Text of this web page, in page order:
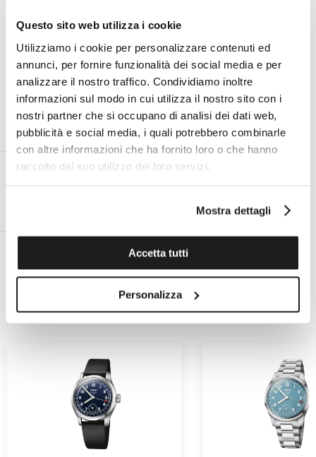
Questo sito web utilizza i cookie
Utilizziamo i cookie per personalizzare contenuti ed
annunci, per fornire funzionalità dei social media e per
analizzare il nostro traffico. Condividiamo inoltre
informazioni sul modo in cui utilizza il nostro sito con i
nostri partner che si occupano di analisi dei dati web,
pubblicità e social media, i quali potrebbero combinarle
con altre informazioni che ha fornito loro o che hanno
raccolto dal suo utilizzo dei loro servizi.
Mostra dettagli
Accetta tutti
Personalizza
I VANTAGGI DI ACQUISTARE DA TOMASINI
FRANCIA
ESPERTO PERSONALE ON
DEMAND AL TUO SERVIZIO
ASSISTENZA TECNICA UFFICIALE
PER TUTTE LE MARCHE
SPEDIZIONE GRATUITA IN ITALIA
PER ORDINI SUPERIORI A €99
POTREBBERO PIACERTI